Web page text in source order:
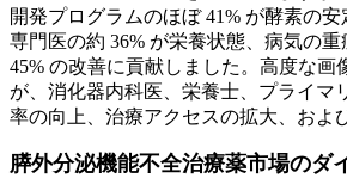
開発プログラムのほぼ 41% が酵素の
専門医の約 36% が栄養状態、病気の
45% の改善に貢献しました。高度な
が、消化器内科医、栄養士、プライマ
率の向上、治療アクセスの拡大、およ
膵外分泌機能不全治療薬市場のダ